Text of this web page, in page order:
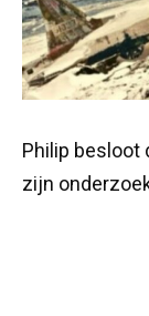
Philip besloot
zijn